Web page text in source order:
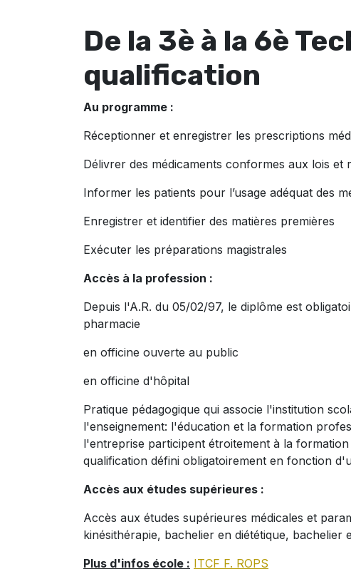
De la 3è à la 6è
qualification
Au programme :
Réceptionner et enregistrer les prescriptions
Délivrer des médicaments conformes aux lois et
Informer les patients pour l’usage adéquat des
Enregistrer et identifier des matières premières
Exécuter les préparations magistrales
Accès à la profession :
Depuis l'A.R. du 05/02/97, le diplôme est
pharmacie
en officine ouverte au public
en officine d'hôpital
Pratique pédagogique qui associe l'institution
l'enseignement: l'éducation et la formation
l'entreprise participent étroitement à la
qualification défini obligatoirement en fonction
Accès aux études supérieures :
Accès aux études supérieures médicales et
kinésithérapie, bachelier en diététique, bachelier
Plus d'infos école : ITCF F. ROPS